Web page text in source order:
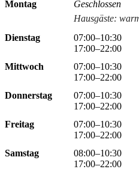
Montag
Geschlossen
Hausgäste:
Dienstag
07:00–10:30
17:00–22:00
Mittwoch
07:00–10:30
17:00–22:00
Donnerstag
07:00–10:30
17:00–22:00
Freitag
07:00–10:30
17:00–22:00
Samstag
08:00–10:30
17:00–22:00